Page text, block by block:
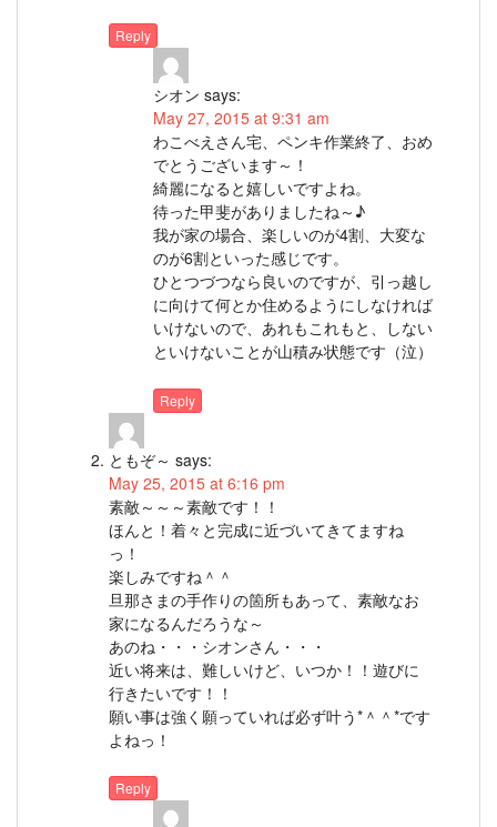
Reply
シオン says:
May 27, 2015 at 9:31 am
わこべえさん宅、ペンキ作業終了、おめ
でとうございます～！
綺麗になると嬉しいですよね。
待った甲斐がありましたね～♪
我が家の場合、楽しいのが4割、大変な
のが6割といった感じです。
ひとつづつなら良いのですが、引っ越し
に向けて何とか住めるようにしなければ
いけないので、あれもこれもと、しない
といけないことが山積み状態です（泣）
Reply
ともぞ～ says:
May 25, 2015 at 6:16 pm
素敵～～～素敵です！！
ほんと！着々と完成に近づいてきてますね
っ！
楽しみですね＾＾
旦那さまの手作りの箇所もあって、素敵なお
家になるんだろうな～
あのね・・・シオンさん・・・
近い将来は、難しいけど、いつか！！遊びに
行きたいです！！
願い事は強く願っていれば必ず叶う*＾＾*です
よねっ！
Reply